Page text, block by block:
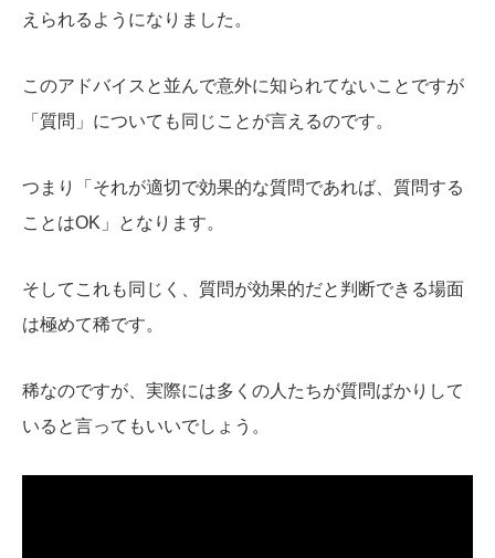
えられるようになりました。
このアドバイスと並んで意外に知られてないことですが
「質問」についても同じことが言えるのです。
つまり「それが適切で効果的な質問であれば、質問する
ことはOK」となります。
そしてこれも同じく、質問が効果的だと判断できる場面
は極めて稀です。
稀なのですが、実際には多くの人たちが質問ばかりして
いると言ってもいいでしょう。